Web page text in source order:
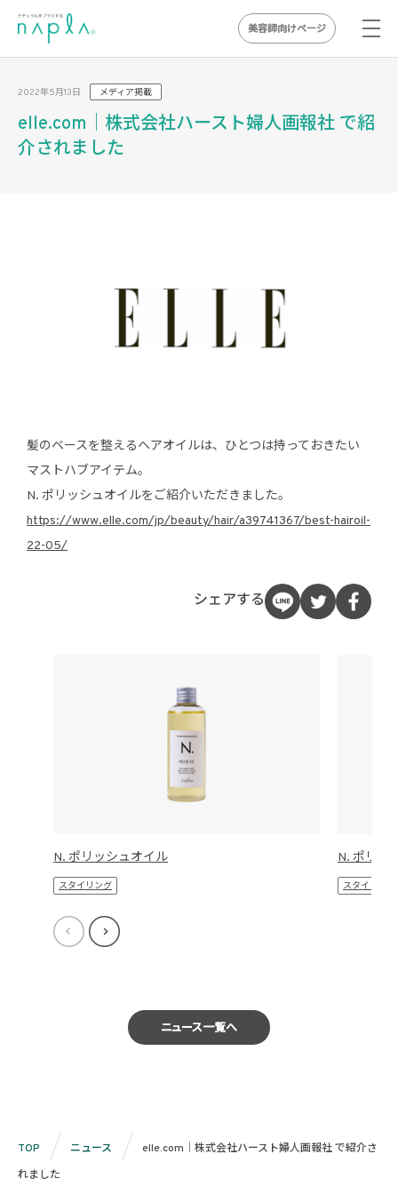
content
美容師向けページ
2022年5月13日 メディア掲載
elle.com｜株式会社ハースト婦人画報社 で紹
介されました
髪のベースを整えるヘアオイルは、ひとつは持っておきたい
マストハブアイテム。
N. ポリッシュオイルをご紹介いただきました。
https://www.elle.com/jp/beauty/hair/a39741367/best-hairoil-
22-05/
シェアする
N. ポリッシュオイル
スタイリング
N. ポリッ
スタイリング
ニュース一覧へ
TOP ニュース
elle.com｜株式会社ハースト婦人画報社 で紹介さ
れました